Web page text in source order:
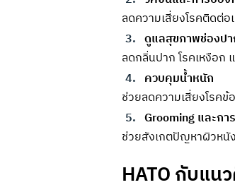
ลดความเสี่ยงโรคติดต่อ
ดูแลสุขภาพช่องป
ลดกลิ่นปาก โรคเหงือก
ควบคุมน้ำหนัก
ช่วยลดความเสี่ยงโรคข้
Grooming และก
ช่วยสังเกตปัญหาผิวหนั
HATO กับแน